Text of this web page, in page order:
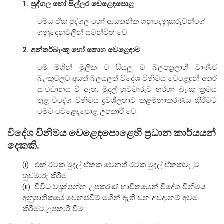
සංවිධාන ව්‍යුහය
ප්‍රධාන නිලධාරීන්
දෙපාර්තමේන්තු
පාලන සංග්‍රහ සහ ප්‍රතිපත්ති
එක්ස්ටර් වාර්තාව
1. පුද්ගල හෝ සිල්ලර වෙළෙඳපොළ
මෙය ඒක පුද්ගල හෝ ආයතනික ගනුදෙනුකරුවන්ගේ
ගනුදෙනුවලින් සමන්විත වේ.
2. අන්තර්බැංකු හෝ තොග වෙළෙඳාම
මෙ මගින් මූලික ව සියලු ම බලපත්‍රලාභී වාණිජ
බැංකුවලට අයත් බලයලත් විදේශ විනිමය වෙළෙඳුන් අතර
සංවිධානය වී ඇත. මුදල් හුවමාරුව හරහා බැංකු ක්‍රමය
තුළ විදේශ විනිමය ද්‍රවශීලතාව කළමනාකරණය කිරීමට
මෙම වෙළෙඳපොළ උපකාරී වේ.
විදේශ විනිමය වෙළෙඳපොළෙහි ප්‍රධාන කාර්යයන්
දෙකකි.
(i) එක් රටක මුදල් ඒකක වෙනත් රටක මුදල් ඒකකවලට
හුවමාරු කිරීම
(ii) විවිධ ව්‍යුත්පන්න උපකරණ භාවිතයෙන් විදේශ විනිමය
අනුපාතිකයේ වෙනස්වීම් මගින් ඇති වන අවදානම් අවම
කිරීමට උපකාරී වීම.